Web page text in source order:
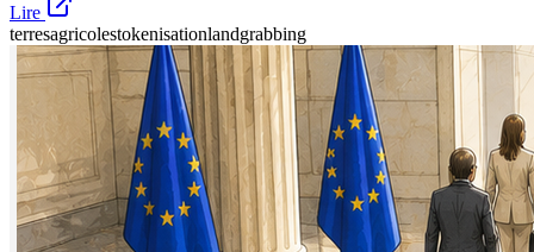
Lire
terresagricolestokenisationlandgrabbing